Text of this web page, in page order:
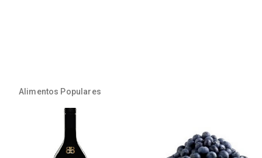
Alimentos Populares